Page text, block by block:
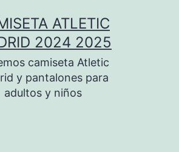
ATLETIC
2024 2025
camiseta Atletic
y pantalones para
adultos y niños